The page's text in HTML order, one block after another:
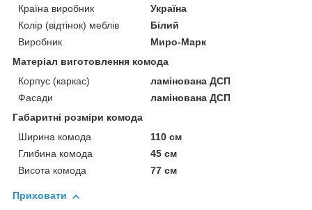
Країна виробник
Україна
Колір (відтінок) меблів
Білий
Виробник
Миро-Марк
Матеріал виготовлення комода
Корпус (каркас)
ламінована ДСП
Фасади
ламінована ДСП
Габаритні розміри комода
Ширина комода
110 см
Глибина комода
45 см
Висота комода
77 см
Приховати